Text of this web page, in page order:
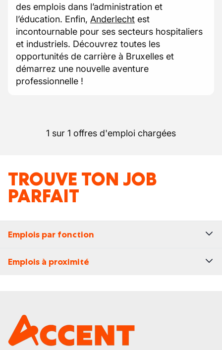
des emplois dans l’administration et
l’éducation. Enfin, Anderlecht est
incontournable pour ses secteurs hospitaliers
et industriels. Découvrez toutes les
opportunités de carrière à Bruxelles et
démarrez une nouvelle aventure
professionnelle !
1 sur 1 offres d'emploi chargées
TROUVE TON JOB
PARFAIT
Emplois par fonction
Emplois à proximité